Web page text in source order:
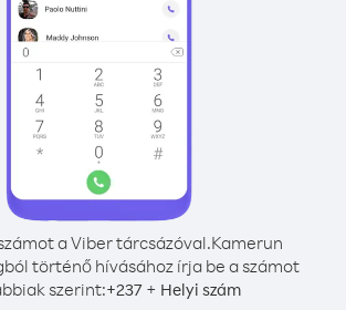
a Viber tárcsázóval.Kamerun
történő hívásához írja be a számot
szerint:+237+ Helyi szám